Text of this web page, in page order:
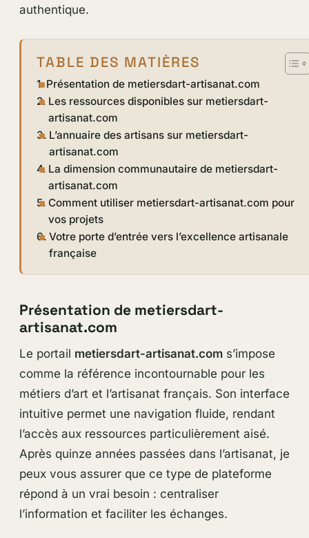
authentique.
TABLE DES MATIÈRES
Présentation de metiersdart-artisanat.com
Les ressources disponibles sur metiersdart-
artisanat.com
L’annuaire des artisans sur metiersdart-
artisanat.com
La dimension communautaire de metiersdart-
artisanat.com
Comment utiliser metiersdart-artisanat.com pour
vos projets
Votre porte d’entrée vers l’excellence artisanale
française
Présentation de metiersdart-
artisanat.com
Le portail metiersdart-artisanat.coms’impose
comme la référence incontournable pour les
métiers d’art et l’artisanat français. Son interface
intuitive permet une navigation fluide, rendant
l’accès aux ressources particulièrement aisé.
Après quinze années passées dans l’artisanat, je
peux vous assurer que ce type de plateforme
répond à un vrai besoin : centraliser
l’information et faciliter les échanges.